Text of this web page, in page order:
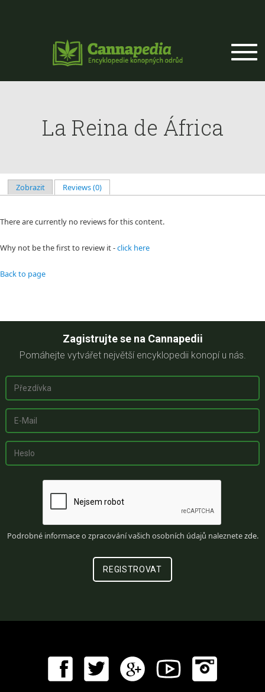
La Reina de África
Hlavní záložky
Zobrazit Reviews (0)
There are currently no reviews for this content.
Why not be the first to review it -click here
Back to page
Zagistrujte se na Cannapedii
Pomáhejte vytvářet největší encyklopedii konopí u nás.
Podrobné informace o zpracování vašich osobních údajů naleznetezde.